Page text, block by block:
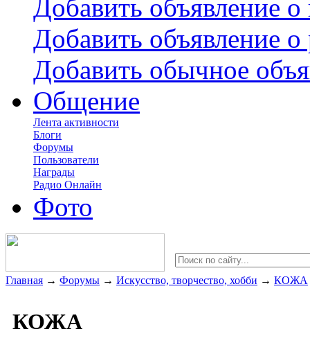
Добавить объявление
Добавить объявление о
Добавить обычное
Общение
Лента активности
Блоги
Форумы
Пользователи
Награды
Радио Онлайн
Фото
Главная → Форумы → Искусство, творчество, хобби → КОЖА
КОЖА